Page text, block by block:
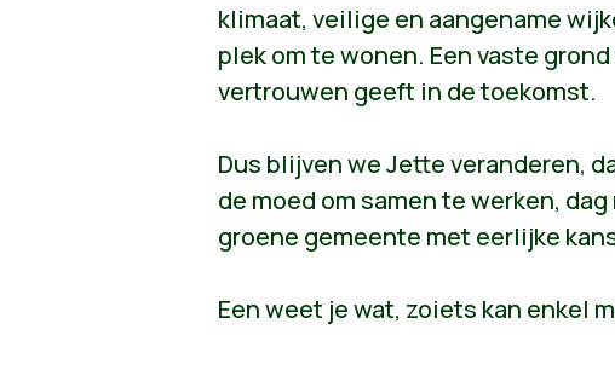
klimaat, veilige en aangename
plek om te wonen. Een vaste
vertrouwen geeft in de toekomst.
Dus blijven we Jette veranderen,
de moed om samen te werken, dag
groene gemeente met eerlijke
Een weet je wat, zoiets kan enkel